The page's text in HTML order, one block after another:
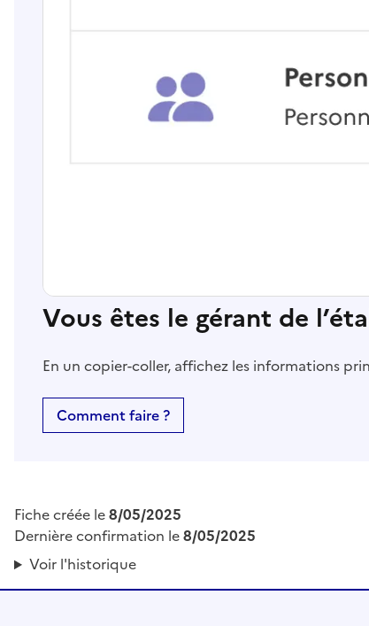
Vous êtes le gérant de
En un copier-coller, affichez les informations
Comment faire ?
Fiche créée le8/05/2025
Dernière confirmation le8/05/2025
Voir l'historique